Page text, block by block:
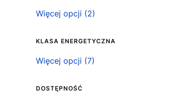
Możliwość podłączenia ściemniacza
Więcej opcji (2)
KLASA ENERGETYCZNA
Klasa energetyczna
Więcej opcji (7)
DOSTĘPNOŚĆ